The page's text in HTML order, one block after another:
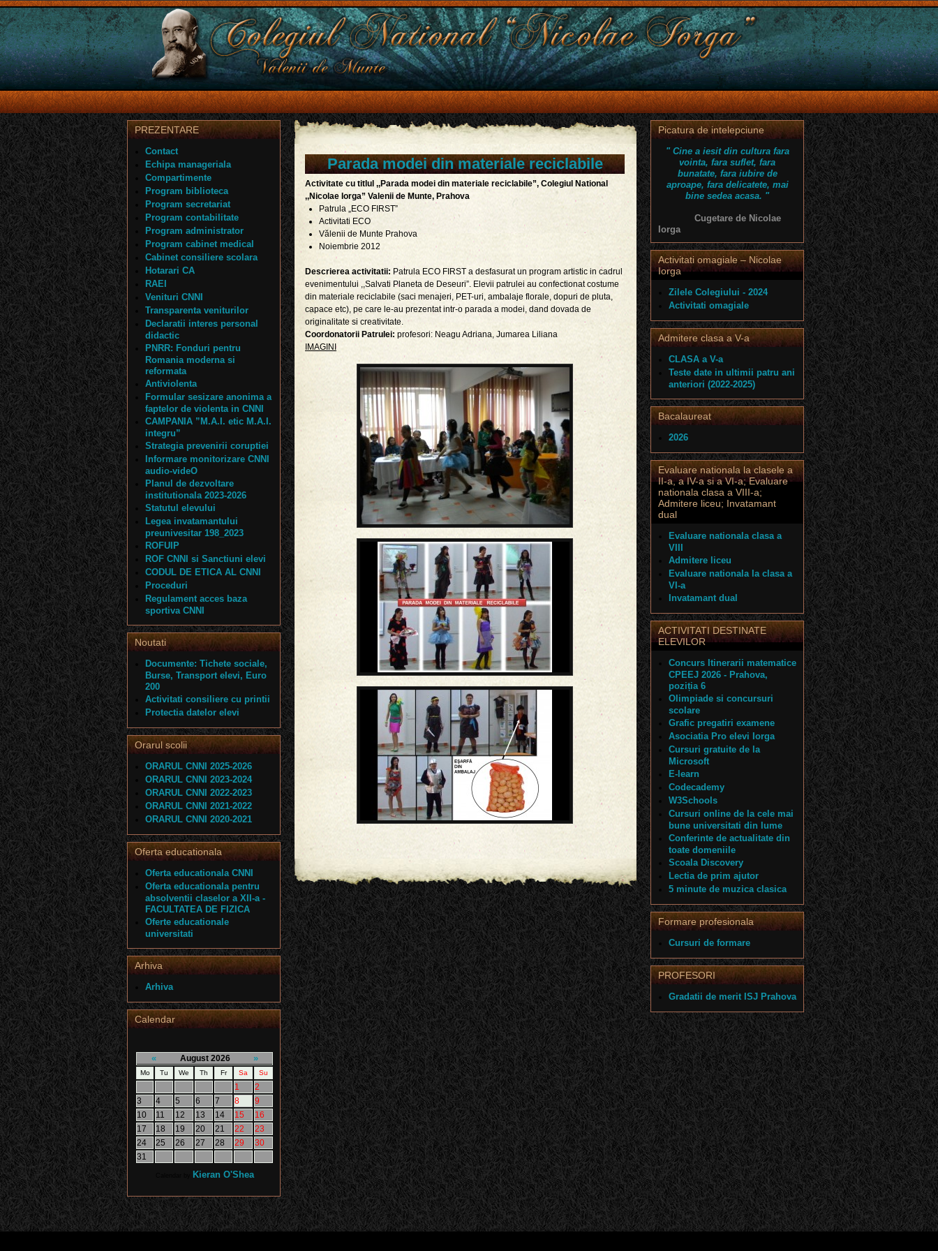
Parada modei din materiale reciclabile
Activitate cu titlul ,,Parada modei din materiale reciclabile”, Colegiul National
,,Nicolae Iorga” Valenii de Munte, Prahova
Patrula „ECO FIRST”
Activitati ECO
Vălenii de Munte Prahova
Noiembrie 2012
Descrierea activitatii: Patrula ECO FIRST a desfasurat un program artistic in cadrul
evenimentului ,,Salvati Planeta de Deseuri”. Elevii patrulei au confectionat costume
din materiale reciclabile (saci menajeri, PET-uri, ambalaje florale, dopuri de pluta,
capace etc), pe care le-au prezentat intr-o parada a modei, dand dovada de
originalitate si creativitate.
Coordonatorii Patrulei: profesori: Neagu Adriana, Jumarea Liliana
IMAGINI
PREZENTARE
Contact
Echipa manageriala
Compartimente
Program biblioteca
Program secretariat
Program contabilitate
Program administrator
Program cabinet medical
Cabinet consiliere scolara
Hotarari CA
RAEI
Venituri CNNI
Transparenta veniturilor
Declaratii interes personal
didactic
PNRR: Fonduri pentru
Romania moderna si
reformata
Antiviolenta
Formular sesizare anonima a
faptelor de violenta in CNNI
CAMPANIA ”M.A.I. etic M.A.I.
integru”
Strategia prevenirii coruptiei
Informare monitorizare CNNI
audio-videO
Planul de dezvoltare
institutionala 2023-2026
Statutul elevului
Legea invatamantului
preunivesitar 198_2023
ROFUIP
ROF CNNI si Sanctiuni elevi
CODUL DE ETICA AL CNNI
Proceduri
Regulament acces baza
sportiva CNNI
Noutati
Documente: Tichete sociale,
Burse, Transport elevi, Euro
200
Activitati consiliere cu printii
Protectia datelor elevi
Orarul scolii
ORARUL CNNI 2025-2026
ORARUL CNNI 2023-2024
ORARUL CNNI 2022-2023
ORARUL CNNI 2021-2022
ORARUL CNNI 2020-2021
Oferta educationala
Oferta educationala CNNI
Oferta educationala pentru
absolventii claselor a XII-a -
FACULTATEA DE FIZICA
Oferte educationale
universitati
Arhiva
Arhiva
Calendar
« August 2026 »
Mo Tu We Th Fr Sa Su
1
2
3
4 5 6 7 8
9
10
11 12 13 14 15
16
17
18 19 20 21 22
23
24
25 26 27 28 29
30
31
Kieran O'Shea
Picatura de intelepciune
" Cine a iesit din cultura fara
vointa, fara suflet, fara
bunatate, fara iubire de
aproape, fara delicatete, mai
bine sedea acasa. "
Cugetare de Nicolae
Iorga
Activitati omagiale – Nicolae
Iorga
Zilele Colegiului - 2024
Activitati omagiale
Admitere clasa a V-a
CLASA a V-a
Teste date in ultimii patru ani
anteriori (2022-2025)
Bacalaureat
2026
Evaluare nationala la clasele a
II-a, a IV-a si a VI-a; Evaluare
nationala clasa a VIII-a;
Admitere liceu; Invatamant
dual
Evaluare nationala clasa a
VIII
Admitere liceu
Evaluare nationala la clasa a
VI-a
Invatamant dual
ACTIVITATI DESTINATE
ELEVILOR
Concurs Itinerarii matematice
CPEEJ 2026 - Prahova,
poziția 6
Olimpiade si concursuri
scolare
Grafic pregatiri examene
Asociatia Pro elevi Iorga
Cursuri gratuite de la
Microsoft
E-learn
Codecademy
W3Schools
Cursuri online de la cele mai
bune universitati din lume
Conferinte de actualitate din
toate domeniile
Scoala Discovery
Lectia de prim ajutor
5 minute de muzica clasica
Formare profesionala
Cursuri de formare
PROFESORI
Gradatii de merit ISJ Prahova